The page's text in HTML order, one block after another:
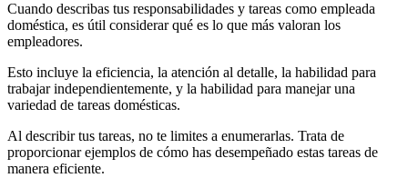
Cuando describas tus responsabilidades y tareas como empleada
doméstica, es útil considerar qué es lo que más valoran los
empleadores.
Esto incluye la eficiencia, la atención al detalle, la habilidad para
trabajar independientemente, y la habilidad para manejar una
variedad de tareas domésticas.
Al describir tus tareas, no te limites a enumerarlas. Trata de
proporcionar ejemplos de cómo has desempeñado estas tareas de
manera eficiente.